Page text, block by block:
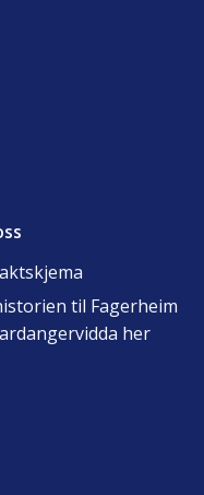
til Fagerheim
her